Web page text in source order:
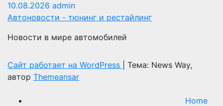
10.08.2026 admin
Автоновости - тюнинг и рестайлинг
Новости в мире автомобилей
Сайт работает на WordPress
Тема: News Way,
автор Themeansar
Home